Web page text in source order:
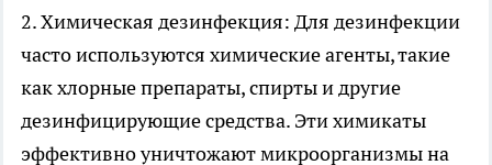
2. Химическая дезинфекция: Для дезинфекции
часто используются химические агенты, такие
как хлорные препараты, спирты и другие
дезинфицирующие средства. Эти химикаты
эффективно уничтожают микроорганизмы на